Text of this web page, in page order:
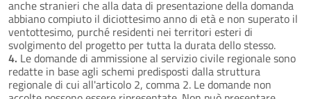
anche stranieri che alla data di presentazione della domanda
abbiano compiuto il diciottesimo anno di età e non superato il
ventottesimo, purché residenti nei territori esteri di
svolgimento del progetto per tutta la durata dello stesso.
4. Le domande di ammissione al servizio civile regionale sono
redatte in base agli schemi predisposti dalla struttura
regionale di cui all'articolo 2, comma 2. Le domande non